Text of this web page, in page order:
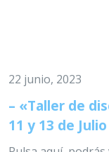
22 junio, 2023
– «Taller de
11 y 13 de